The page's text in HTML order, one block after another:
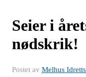
Seier i
nødskrik!
Postet av Melhus